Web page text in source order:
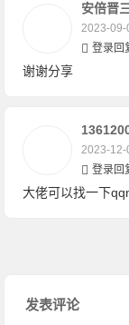
安倍晋
2023-09-
登录回
谢谢分享
2023-12-
登录回
大佬可以找一下
发表评论